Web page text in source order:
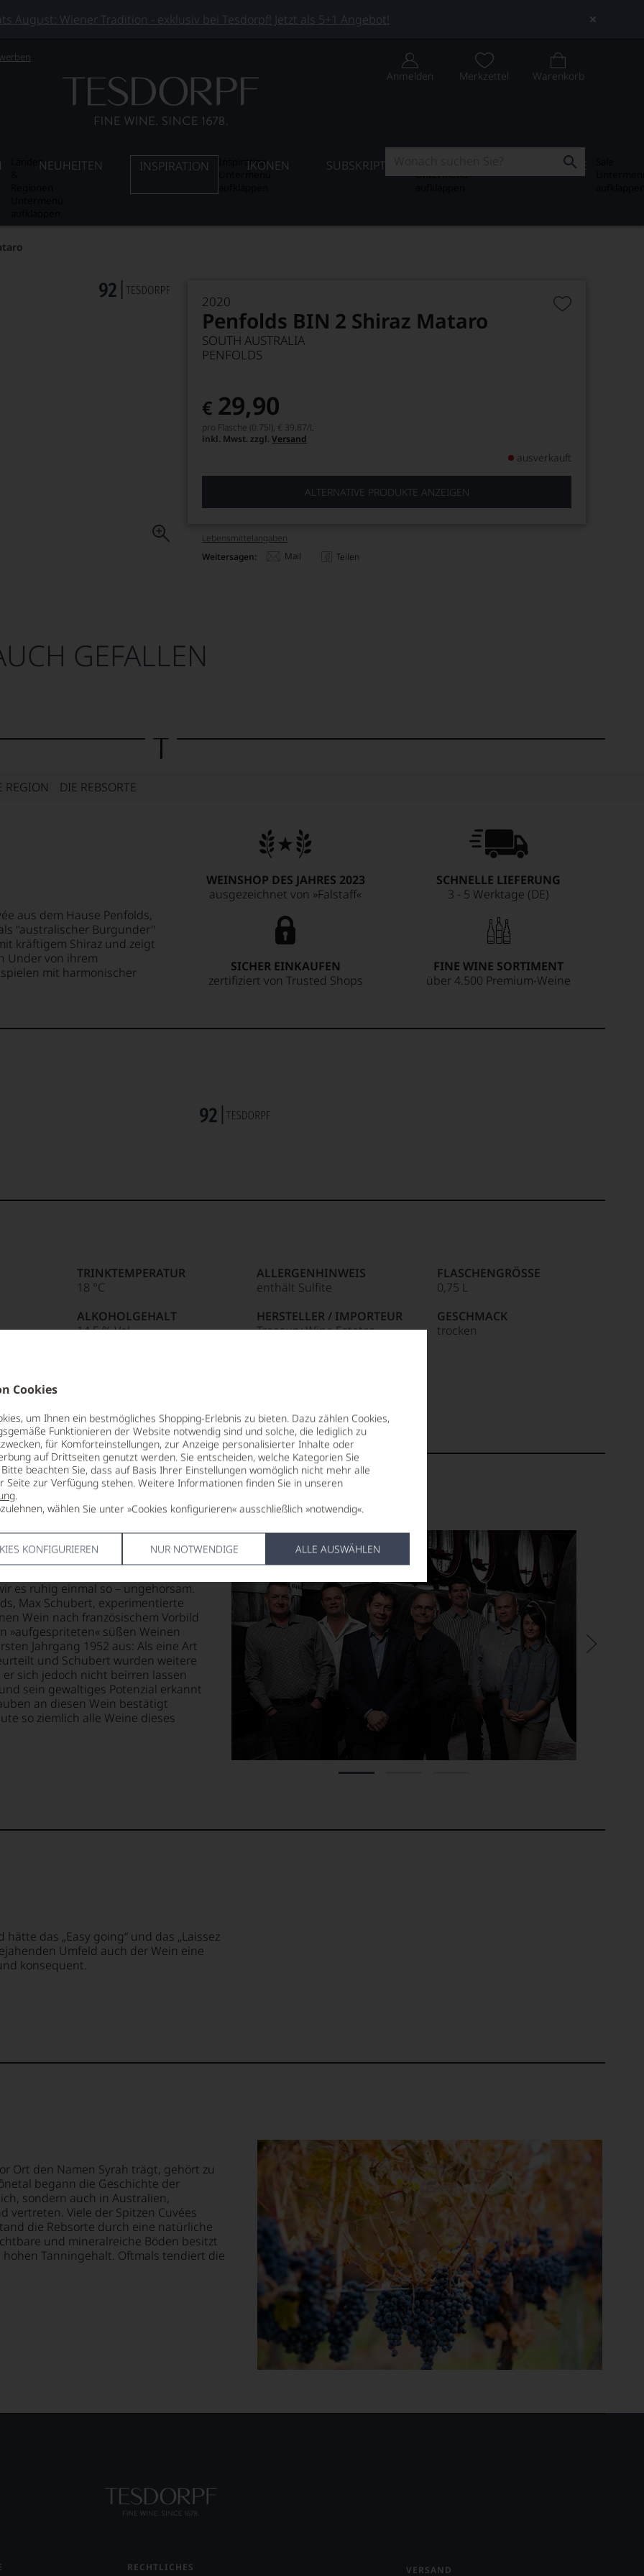
Cookies
um Ihnen ein bestmögliches Shopping-Erlebnis zu bieten. Dazu zählen Cookies,
Funktionieren der Website notwendig sind und solche, die lediglich zu
für Komforteinstellungen, zur Anzeige personalisierter Inhalte oder
auf Drittseiten genutzt werden. Sie entscheiden, welche Kategorien Sie
beachten Sie, dass auf Basis Ihrer Einstellungen womöglich nicht mehr alle
Seite zur Verfügung stehen. Weitere Informationen finden Sie in unseren
.
wählen Sie unter »Cookies konfigurieren« ausschließlich »notwendig«.
KONFIGURIEREN NUR NOTWENDIGE ALLE AUSWÄHLEN
August: Wiener Tradition - exklusiv bei Tesdorpf! Jetzt als 5+1 Angebot!
Anmelden Merkzettel Warenkorb
LänderNEUHEITEN INSPIRATION
InspirationIKONEN SUBSKRIPTION
Untermenü
SALE
2020
Penfolds BIN 2 Shiraz Mataro
SOUTH AUSTRALIA
PENFOLDS
€ 29,90
pro Flasche (0.75l), € 39,87/L
inkl. Mwst. zzgl.Versand
ausverkauft
ALTERNATIVE PRODUKTE ANZEIGEN
Lebensmittel­angaben
Weitersagen:
Mail Teilen
GEFALLEN
REGION DIE REBSORTE
aus dem Hause Penfolds,
"australischer Burgunder"
kräftigem Shiraz und zeigt
Under von ihrem
mit harmonischer
WEINSHOP DES JAHRES 2023
ausgezeichnet von »Falstaff«
SCHNELLE LIEFERUNG
3 - 5 Werktage (DE)
SICHER EINKAUFEN
zertifiziert von Trusted Shops
FINE WINE SORTIMENT
über 4.500 Premium-Weine
TRINKTEMPERATUR
18 °C
ALKOHOLGEHALT
14,5 % Vol.
Naturkorken
ALLERGENHINWEIS
enthält Sulfite
HERSTELLER / IMPORTEUR
Treasury Wine Estates,
Australien
FLASCHENGRÖSSE
0,75 L
GESCHMACK
trocken
der Welt geschaffen, die nicht
Dabei ist gerade dieser in
es ruhig einmal so – ungehorsam.
Max Schubert, experimentierte
Wein nach französischem Vorbild
»aufgespriteten« süßen Weinen
Jahrgang 1952 aus: Als eine Art
und Schubert wurden weitere
sich jedoch nicht beirren lassen
sein gewaltiges Potenzial erkannt
an diesen Wein bestätigt
so ziemlich alle Weine dieses
das „Easy going“ und das „Laissez
Umfeld auch der Wein eine
konsequent.
Ort den Namen Syrah trägt, gehört zu
begann die Geschichte der
sondern auch in Australien,
vertreten. Viele der Spitzen Cuvées
die Rebsorte durch eine natürliche
und mineralreiche Böden besitzt
Tanningehalt. Oftmals tendiert die
RECHTLICHES VERSAND